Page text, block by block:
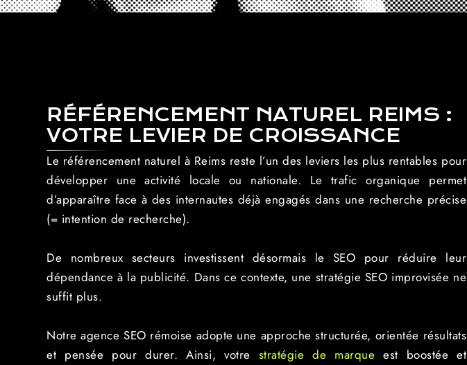
RÉFÉRENCEMENT NATUREL REIMS :
VOTRE LEVIER DE CROISSANCE
Le référencement naturel à Reims reste l’un des leviers les plus rentables pour
développer une activité locale ou nationale. Le trafic organique permet
d’apparaître face à des internautes déjà engagés dans une recherche précise
(= intention de recherche).
De nombreux secteurs investissent désormais le SEO pour réduire leur
dépendance à la publicité. Dans ce contexte, une stratégie SEO improvisée ne
suffit plus.
Notre agence SEO rémoise adopte une approche structurée, orientée résultats
et pensée pour durer. Ainsi, votre stratégie de marque est boostée et